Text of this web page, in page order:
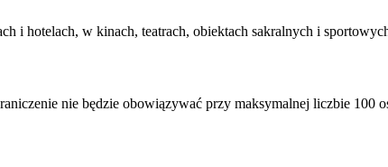
i hotelach, w kinach, teatrach, obiektach sakralnych i
nie będzie obowiązywać przy maksymalnej liczbie 100